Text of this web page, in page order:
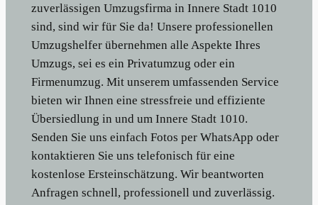
zuverlässigen Umzugsfirma in Innere Stadt 1010
sind, sind wir für Sie da! Unsere professionellen
Umzugshelfer übernehmen alle Aspekte Ihres
Umzugs, sei es ein Privatumzug oder ein
Firmenumzug. Mit unserem umfassenden Service
bieten wir Ihnen eine stressfreie und effiziente
Übersiedlung in und um Innere Stadt 1010.
Senden Sie uns einfach Fotos per WhatsApp oder
kontaktieren Sie uns telefonisch für eine
kostenlose Ersteinschätzung. Wir beantworten
Anfragen schnell, professionell und zuverlässig.